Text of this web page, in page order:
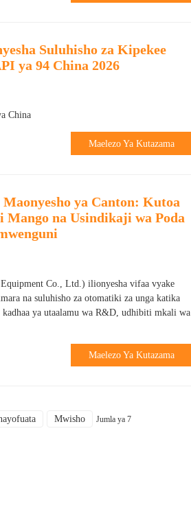
Suluhisho za Kipekee
ya 94 China 2026
China
Maelezo Ya Kutazama
ya Canton: Kutoa
Mango na Usindikaji wa Poda
Co., Ltd.) ilionyesha vifaa vyake
na suluhisho za otomatiki za unga katika
ya utaalamu wa R&D, udhibiti mkali wa
Maelezo Ya Kutazama
Mwisho Jumla ya 7